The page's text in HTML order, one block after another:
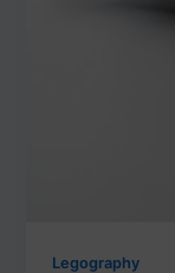
Legography